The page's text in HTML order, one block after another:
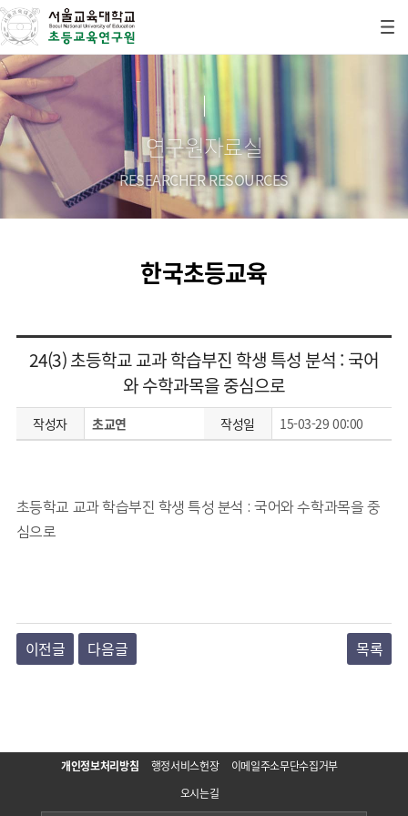
연구원자료실
RESEARCHER RESOURCES
한국초등교육
24(3) 초등학교 교과 학습부진 학생 특성 분석 : 국어
와 수학과목을 중심으로
작성자 초교연 작성일 15-03-29 00:00
초등학교 교과 학습부진 학생 특성 분석 : 국어와 수학과목을 중
심으로
이전글 다음글 목록
개인정보처리방침 행정서비스헌장
이메일주소무단수집거부
오시는길